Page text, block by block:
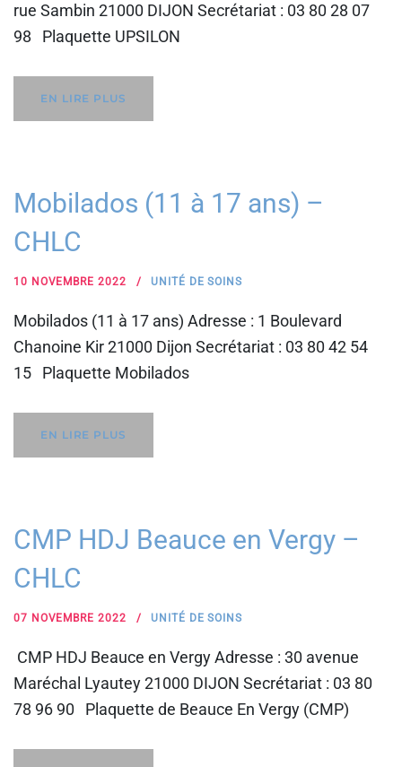
rue Sambin 21000 DIJON Secrétariat : 03 80 28 07
98 Plaquette UPSILON
EN LIRE PLUS
Mobilados (11 à 17 ans) –
CHLC
10 NOVEMBRE 2022 UNITÉ DE SOINS
Mobilados (11 à 17 ans) Adresse : 1 Boulevard
Chanoine Kir 21000 Dijon Secrétariat : 03 80 42 54
15 Plaquette Mobilados
EN LIRE PLUS
CMP HDJ Beauce en Vergy –
CHLC
07 NOVEMBRE 2022 UNITÉ DE SOINS
CMP HDJ Beauce en Vergy Adresse : 30 avenue
Maréchal Lyautey 21000 DIJON Secrétariat : 03 80
78 96 90 Plaquette de Beauce En Vergy (CMP)